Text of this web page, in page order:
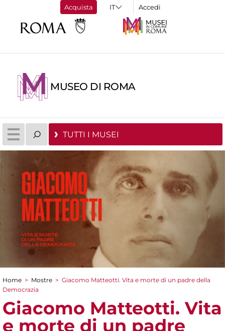
Acquista Accedi
MUSEO DI ROMA
TUTTI I MUSEI
Tu sei qui
Home > Mostre > Giacomo Matteotti. Vita e morte di un padre della
Democrazia
Giacomo Matteotti. Vita
e morte di un padre